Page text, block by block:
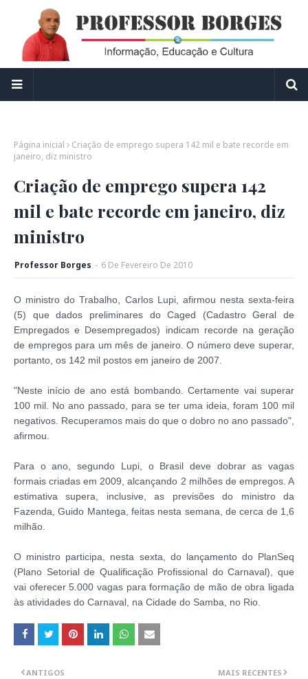
Página inicial
Criação de emprego supera 142 mil e bate recorde em
janeiro, diz ministro
Criação de emprego supera 142
mil e bate recorde em janeiro, diz
ministro
Professor Borges - 6 De Fevereiro De 2010
O ministro do Trabalho, Carlos Lupi, afirmou nesta sexta-feira
(5) que dados preliminares do Caged (Cadastro Geral de
Empregados e Desempregados) indicam recorde na geração
de empregos para um mês de janeiro. O número deve superar,
portanto, os 142 mil postos em janeiro de 2007.
"Neste início de ano está bombando. Certamente vai superar
100 mil. No ano passado, para se ter uma ideia, foram 100 mil
negativos. Recuperamos mais do que o dobro no ano passado",
afirmou.
Para o ano, segundo Lupi, o Brasil deve dobrar as vagas
formais criadas em 2009, alcançando 2 milhões de empregos. A
estimativa supera, inclusive, as previsões do ministro da
Fazenda, Guido Mantega, feitas nesta semana, de cerca de 1,6
milhão.
O ministro participa, nesta sexta, do lançamento do PlanSeq
(Plano Setorial de Qualificação Profissional do Carnaval), que
vai oferecer 5.000 vagas para formação de mão de obra ligada
às atividades do Carnaval, na Cidade do Samba, no Rio.
MAIS RECENTES
ANTIGOS